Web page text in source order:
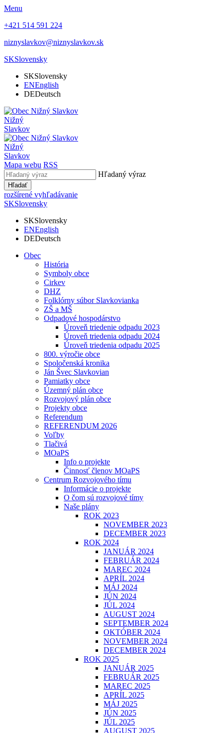
Menu
+421 514 591 224
niznyslavkov@niznyslavkov.sk
SKSlovensky
SKSlovensky
ENEnglish
DEDeutsch
Nižný
Slavkov
Nižný
Slavkov
Mapa webu RSS
Hľadaný výraz
Hľadať
rozšírené vyhľadávanie
SKSlovensky
SKSlovensky
ENEnglish
DEDeutsch
Obec
História
Symboly obce
Cirkev
DHZ
Folklórny súbor Slavkovianka
ZŠ a MŠ
Odpadové hospodárstvo
Úroveň triedenie odpadu 2023
Úroveň triedenia odpadu 2024
Úroveň triedenia odpadu 2025
800. výročie obce
Spoločenská kronika
Ján Švec Slavkovian
Pamiatky obce
Územný plán obce
Rozvojový plán obce
Projekty obce
Referendum
REFERENDUM 2026
Voľby
Tlačivá
MOaPS
Info o projekte
Činnosť členov MOaPS
Centrum Rozvojového tímu
Informácie o projekte
O čom sú rozvojové tímy
Naše plány
ROK 2023
NOVEMBER 2023
DECEMBER 2023
ROK 2024
JANUÁR 2024
FEBRUÁR 2024
MAREC 2024
APRÍL 2024
MÁJ 2024
JÚN 2024
JÚL 2024
AUGUST 2024
SEPTEMBER 2024
OKTÓBER 2024
NOVEMBER 2024
DECEMBER 2024
ROK 2025
JANUÁR 2025
FEBRUÁR 2025
MAREC 2025
APRÍL 2025
MÁJ 2025
JÚN 2025
JÚL 2025
AUGUST 2025